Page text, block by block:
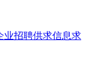
业招聘供求信息求